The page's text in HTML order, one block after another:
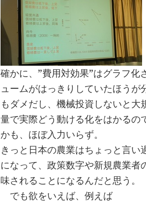
確かに、”費用対効果”はグラフ化
ュームがはっきりしていたほう
もダメだし、機械投資しないと
量で実際どう動ける化をはかるの
かも、ほぼ入力いらず。
きっと日本の農業はちょっと言
になって、政策数字や新規農業者
味されることになるんだと思う。
でも欲をいえば、例えば